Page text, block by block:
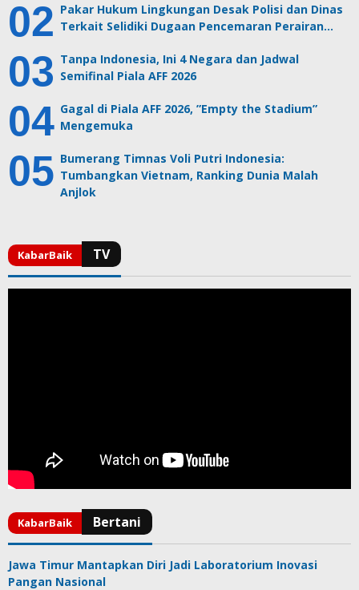
Pakar Hukum Lingkungan Desak Polisi dan Dinas
Terkait Selidiki Dugaan Pencemaran Perairan…
Tanpa Indonesia, Ini 4 Negara dan Jadwal
Semifinal Piala AFF 2026
Gagal di Piala AFF 2026, ”Empty the Stadium”
Mengemuka
Bumerang Timnas Voli Putri Indonesia:
Tumbangkan Vietnam, Ranking Dunia Malah
Anjlok
Jawa Timur Mantapkan Diri Jadi Laboratorium Inovasi
Pangan Nasional